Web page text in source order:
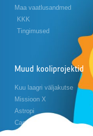
Maa vaatlusandmed
KKK
Tingimused
Muud kooliprojektid
Kuu laagri väljakutse
Missioon X
Astropi
Cansat